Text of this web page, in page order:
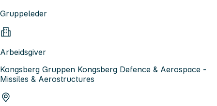
Gruppeleder
Arbeidsgiver
Kongsberg Gruppen Kongsberg Defence & Aerospace -
Missiles & Aerostructures